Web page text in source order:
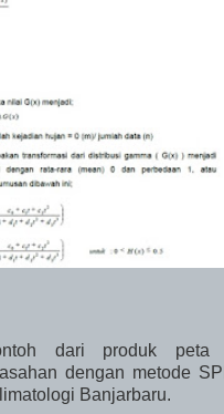
dari produk peta
dengan metode
Banjarbaru.